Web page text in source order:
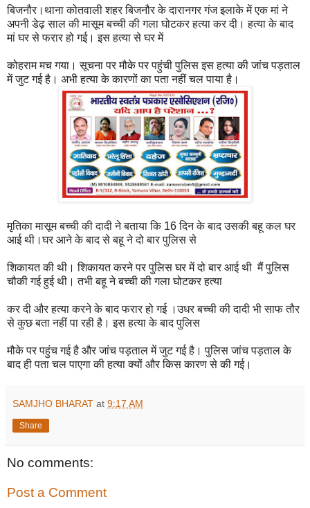
बिजनौर।थाना कोतवाली शहर बिजनौर के दारानगर गंज इलाके में एक मां ने
अपनी डेढ़ साल की मासूम बच्ची की गला घोटकर हत्या कर दी। हत्या के बाद
मां घर से फरार हो गई। इस हत्या से घर में
कोहराम मच गया। सूचना पर मौके पर पहुंची पुलिस इस हत्या की जांच पड़ताल
में जुट गई है। अभी हत्या के कारणों का पता नहीं चल पाया है।
मृतिका मासूम बच्ची की दादी ने बताया कि 16 दिन के बाद उसकी बहू कल घर
आई थी।घर आने के बाद से बहू ने दो बार पुलिस से
शिकायत की थी। शिकायत करने पर पुलिस घर में दो बार आई थी मैं पुलिस
चौकी गई हुई थी। तभी बहू ने बच्ची की गला घोटकर हत्या
कर दी और हत्या करने के बाद फरार हो गई ।उधर बच्ची की दादी भी साफ तौर
से कुछ बता नहीं पा रही है। इस हत्या के बाद पुलिस
मौके पर पहुंच गई है और जांच पड़ताल में जुट गई है। पुलिस जांच पड़ताल के
बाद ही पता चल पाएगा की हत्या क्यों और किस कारण से की गई।
SAMJHO BHARAT at 9:17 AM
Share
No comments:
Post a Comment